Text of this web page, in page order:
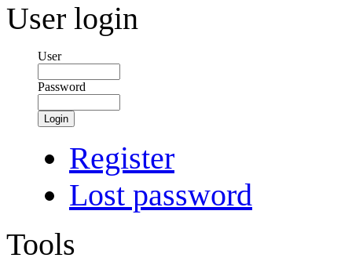
User login
User
Password
Login
Register
Lost password
Tools